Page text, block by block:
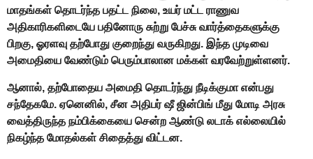
மாதங்கள் தொடர்ந்த பதட்ட நிலை, உயர் மட்ட ராணுவ
அதிகாரிகளிடையே பதினோரு சுற்று பேச்சு வார்த்தைகளுக்கு
பிறகு, ஓரளவு தற்போது குறைந்து வருகிறது. இந்த முடிவை
அமைதியை வேண்டும் பெரும்பாலான மக்கள் வரவேற்றுள்ளனர்.
ஆனால், தற்போதைய அமைதி தொடர்ந்து நீடிக்குமா என்பது
சந்தேகமே. ஏனெனில், சீன அதிபர் ஷீ ஜின்பிங் மீது மோடி அரசு
வைத்திருந்த நம்பிக்கையை சென்ற ஆண்டு லடாக் எல்லையில்
நிகழ்ந்த மோதல்கள் சிதைத்து விட்டன.